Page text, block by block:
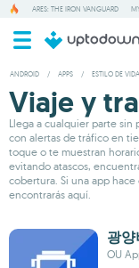
ARES: THE IRON VANGUARD
ANDROID / APPS / ESTILO DE VIDA
Viaje y
Llega a cualquier parte
con alertas de tráfico en
toque o te muestran
evitando atascos,
cobertura. Si una app
encontrarás aquí.
광
OU